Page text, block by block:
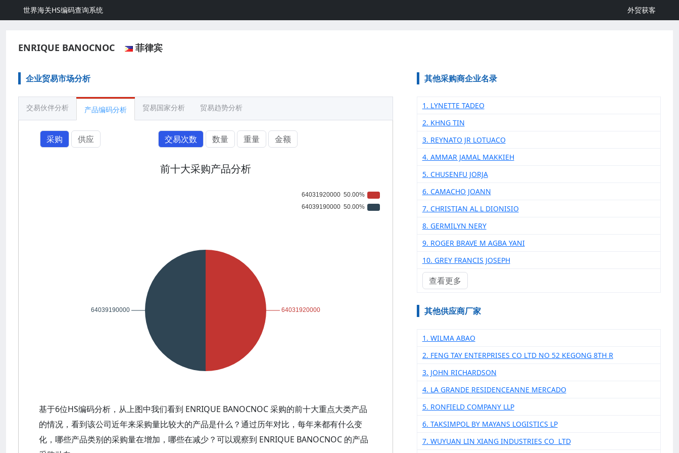
世界海关HS编码查询系统 外贸获客
ENRIQUE BANOCNOC 菲律宾
企业贸易市场分析
交易伙伴分析 产品编码分析 贸易国家分析 贸易趋势分析
采购 供应 交易次数 数量 重量 金额
前十大采购产品分析
基于6位HS编码分析，从上图中我们看到 ENRIQUE BANOCNOC 采购的前十大重点大类产品
的情况，看到该公司近年来采购量比较大的产品是什么？通过历年对比，每年来都有什么变
化，哪些产品类别的采购量在增加，哪些在减少？可以观察到 ENRIQUE BANOCNOC 的产品
其他采购商企业名录
1. LYNETTE TADEO
2. KHNG TIN
3. REYNATO JR LOTUACO
4. AMMAR JAMAL MAKKIEH
5. CHUSENFU JORJA
6. CAMACHO JOANN
7. CHRISTIAN AL L DIONISIO
8. GERMILYN NERY
9. ROGER BRAVE M AGBA YANI
10. GREY FRANCIS JOSEPH
查看更多
其他供应商厂家
1. WILMA ABAO
2. FENG TAY ENTERPRISES CO LTD NO 52 KEGONG 8TH R
3. JOHN RICHARDSON
4. LA GRANDE RESIDENCEANNE MERCADO
5. RONFIELD COMPANY LLP
6. TAKSIMPOL BY MAYANS LOGISTICS LP
7. WUYUAN LIN XIANG INDUSTRIES CO LTD